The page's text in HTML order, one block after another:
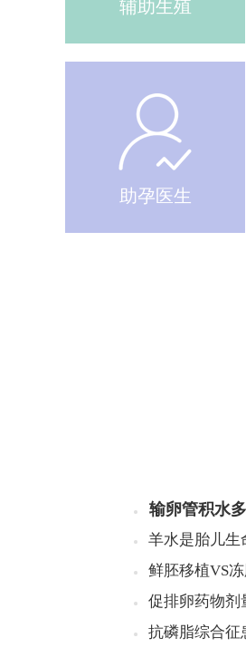
辅助生殖
助孕医生
输卵管积水
羊水是胎儿生
鲜胚移植VS
促排卵药物剂
抗磷脂综合征